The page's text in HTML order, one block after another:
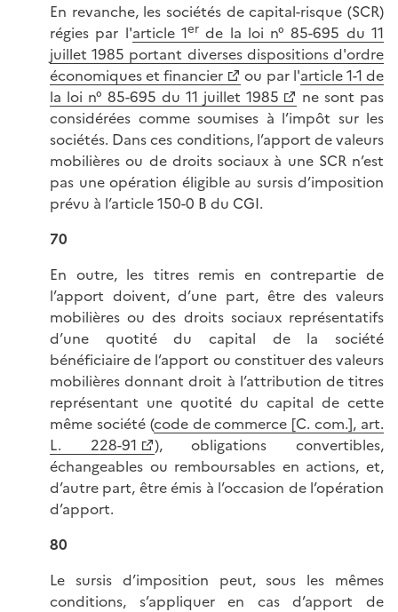
En revanche, les sociétés de capital-risque (SCR)
régies par l'article 1erde la loi n° 85-695 du 11
juillet 1985 portant diverses dispositions d'ordre
économiques et financier
ou par l'article 1-1 de
la loi n° 85-695 du 11 juillet 1985
ne sont pas
considérées comme soumises à l’impôt sur les
sociétés. Dans ces conditions, l’apport de valeurs
mobilières ou de droits sociaux à une SCR n’est
pas une opération éligible au sursis d’imposition
prévu à l’article 150-0 B du CGI.
70
En outre, les titres remis en contrepartie de
l’apport doivent, d’une part, être des valeurs
mobilières ou des droits sociaux représentatifs
d’une quotité du capital de la société
bénéficiaire de l’apport ou constituer des valeurs
mobilières donnant droit à l’attribution de titres
représentant une quotité du capital de cette
même société (code de commerce [C. com.], art.
L. 228-91
), obligations convertibles,
échangeables ou remboursables en actions, et,
d’autre part, être émis à l’occasion de l’opération
d’apport.
80
Le sursis d’imposition peut, sous les mêmes
conditions, s’appliquer en cas d’apport de